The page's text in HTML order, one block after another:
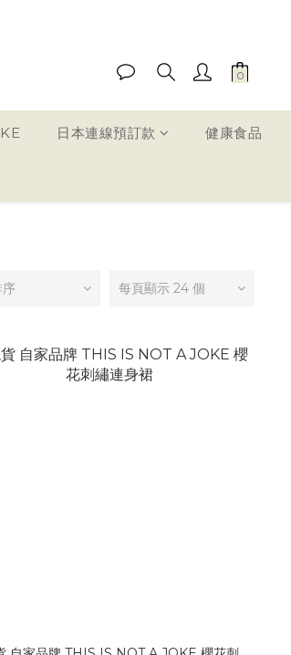
日本連線預訂款 健康食品
每頁顯示 24 個